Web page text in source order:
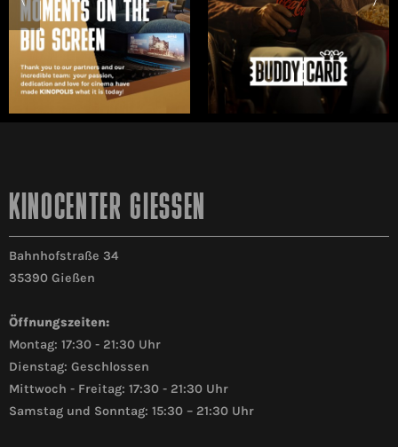
KINOCENTER GIESSEN
Bahnhofstraße 34
35390 Gießen
Öffnungszeiten:
Montag: 17:30 - 21:30 Uhr
Dienstag: Geschlossen
Mittwoch - Freitag: 17:30 - 21:30 Uhr
Samstag und Sonntag: 15:30 – 21:30 Uhr